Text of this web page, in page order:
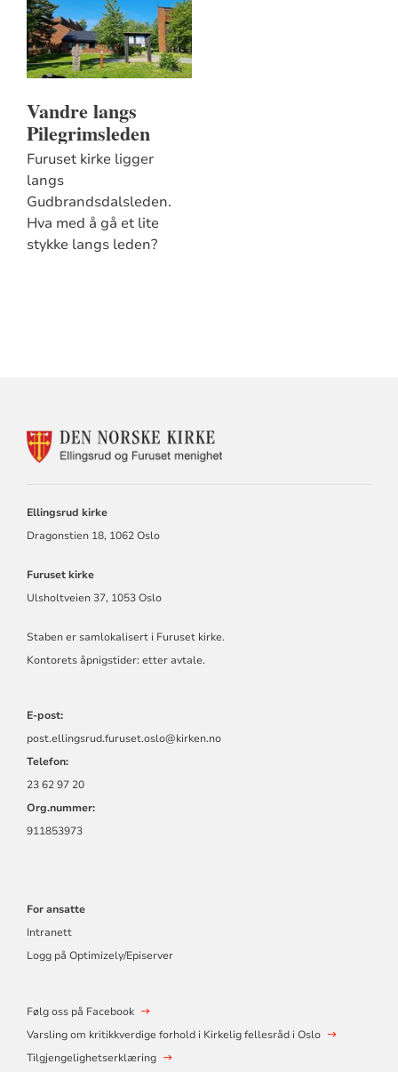
Vandre langs
Pilegrimsleden
Furuset kirke ligger
langs
Gudbrandsdalsleden.
Hva med å gå et lite
stykke langs leden?
FOR
Ellingsrud kirke
Dragonstien 18, 1062 Oslo
Furuset kirke
Ulsholtveien 37, 1053 Oslo
Staben er samlokalisert i Furuset kirke.
Kontorets åpnigstider: etter avtale.
E-post:
post.ellingsrud.furuset.oslo@kirken.no
Telefon:
23 62 97 20
Org.nummer:
911853973
For ansatte
Intranett
Logg på Optimizely/Episerver
Følg oss på Facebook
Varsling om kritikkverdige forhold i Kirkelig fellesråd i Oslo
Tilgjengelighetserklæring